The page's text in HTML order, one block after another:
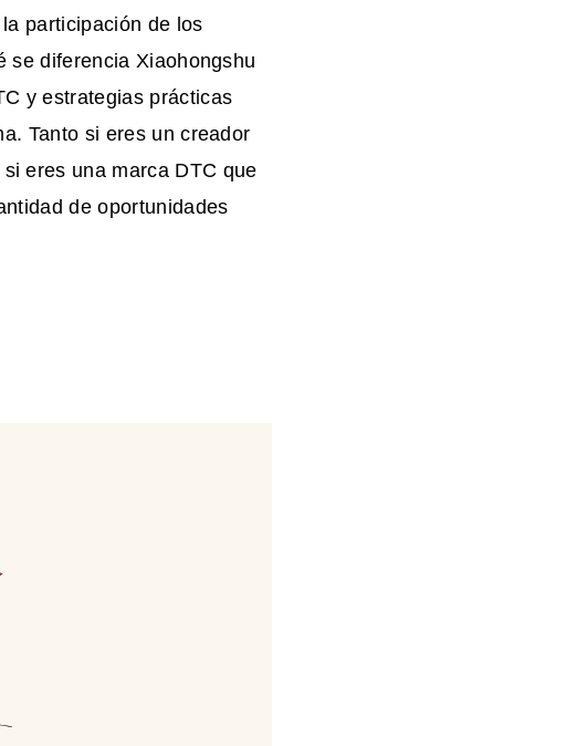
participación de los
se diferencia Xiaohongshu
y estrategias prácticas
Tanto si eres un creador
eres una marca DTC que
de oportunidades